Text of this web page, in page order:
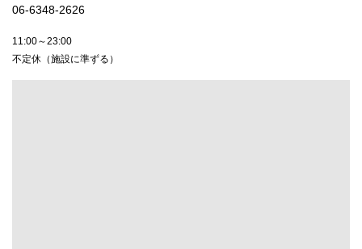
06-6348-2626
11:00～23:00
不定休（施設に準ずる）